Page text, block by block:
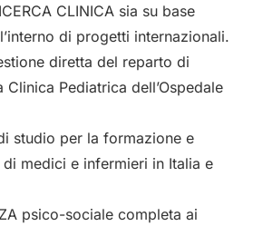
CLINICA sia su base
di progetti internazionali.
diretta del reparto di
Clinica Pediatrica dell’Ospedale
studio per la formazione e
di medici e infermieri in Italia e
psico-sociale completa ai